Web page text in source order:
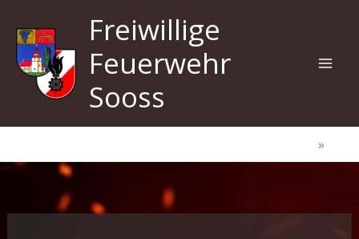
Inhalt
springen
Freiwillige
Feuerwehr
Sooss